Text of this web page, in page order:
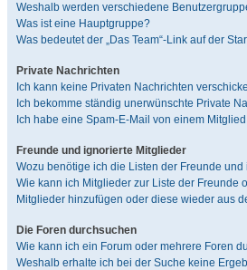
Weshalb werden verschiedene
Was ist eine Hauptgruppe?
Was bedeutet der „Das Team“-Link auf der
Private Nachrichten
Ich kann keine Privaten Nachrichten
Ich bekomme ständig unerwünschte Private
Ich habe eine Spam-E-Mail von einem
Freunde und ignorierte Mitglieder
Wozu benötige ich die Listen der Freunde
Wie kann ich Mitglieder zur Liste der Freunde
Mitglieder hinzufügen oder diese wieder aus
Die Foren durchsuchen
Wie kann ich ein Forum oder mehrere Foren
Weshalb erhalte ich bei der Suche keine